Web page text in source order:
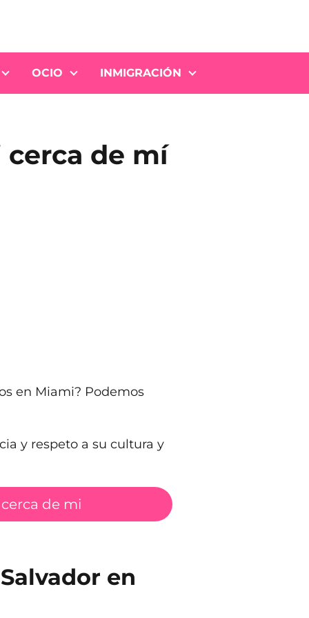
OCIO INMIGRACIÓN
cerca de mí
en Miami? Podemos
y respeto a su cultura y
de mi
en